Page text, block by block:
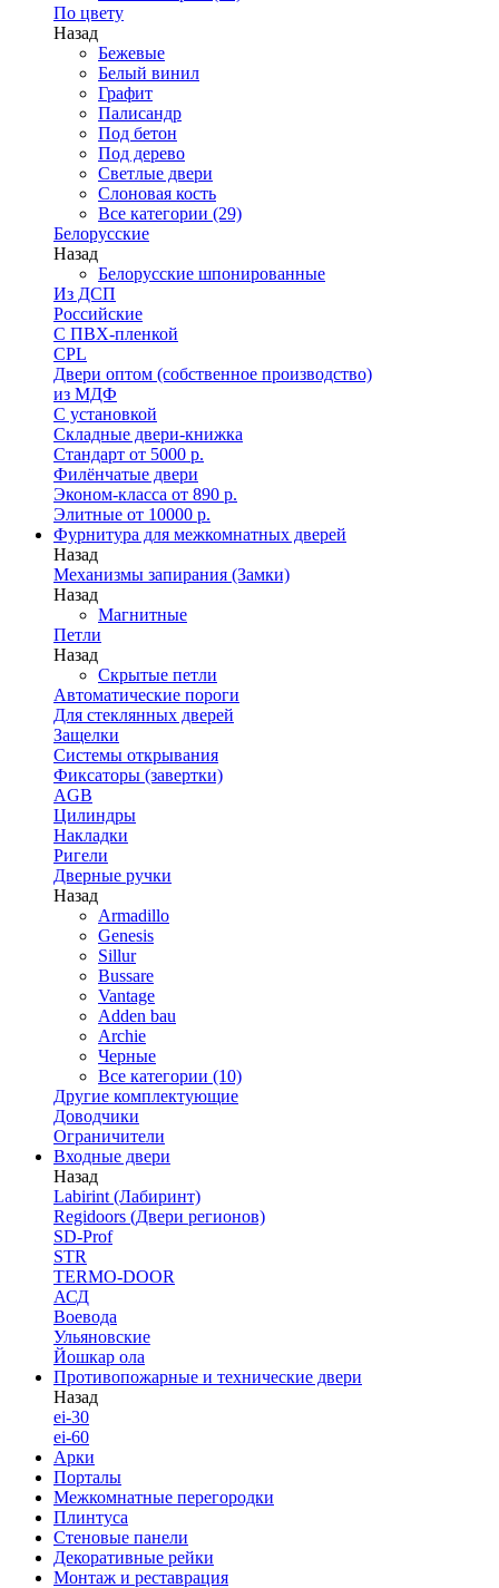
По цвету
Назад
Бежевые
Белый винил
Графит
Палисандр
Под бетон
Под дерево
Светлые двери
Слоновая кость
Все категории (29)
Белорусские
Назад
Белорусские шпонированные
Из ДСП
Российские
C ПВХ-пленкой
CPL
Двери оптом (собственное производство)
из МДФ
С установкой
Складные двери-книжка
Стандарт от 5000 р.
Филёнчатые двери
Эконом-класса от 890 р.
Элитные от 10000 р.
Фурнитура для межкомнатных дверей
Назад
Механизмы запирания (Замки)
Назад
Магнитные
Петли
Назад
Скрытые петли
Автоматические пороги
Для стеклянных дверей
Защелки
Системы открывания
Фиксаторы (завертки)
AGB
Цилиндры
Накладки
Ригели
Дверные ручки
Назад
Armadillo
Genesis
Sillur
Bussare
Vantage
Adden bau
Archie
Черные
Все категории (10)
Другие комплектующие
Доводчики
Ограничители
Входные двери
Назад
Labirint (Лабиринт)
Regidoors (Двери регионов)
SD-Prof
STR
TERMO-DOOR
АСД
Воевода
Ульяновские
Йошкар ола
Противопожарные и технические двери
Назад
ei-30
ei-60
Арки
Порталы
Межкомнатные перегородки
Плинтуса
Стеновые панели
Декоративные рейки
Монтаж и реставрация